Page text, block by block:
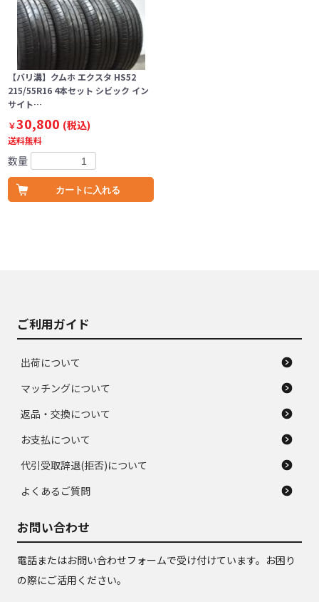
【バリ溝】クムホ エクスタ HS52
215/55R16 4本セット シビック イン
サイト…
￥30,800 (税込)
送料無料
数量
カートに入れる
ご利用ガイド
出荷について
マッチングについて
返品・交換について
お支払について
代引受取辞退(拒否)について
よくあるご質問
お問い合わせ
電話またはお問い合わせフォームで受け付けています。お困り
の際にご活用ください。